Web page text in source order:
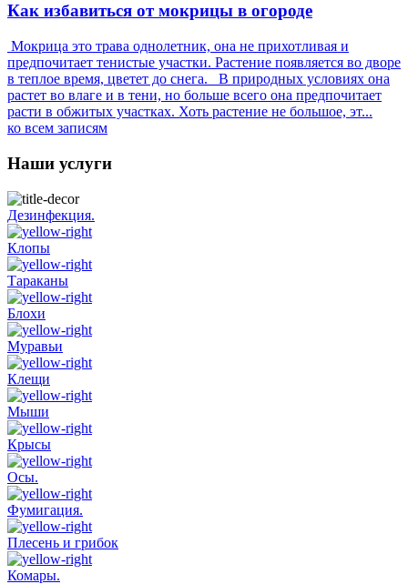
Как избавиться от мокрицы в огороде
Мокрица это трава однолетник, она не прихотливая и
предпочитает тенистые участки. Растение появляется во дворе
в теплое время, цветет до снега. В природных условиях она
растет во влаге и в тени, но больше всего она предпочитает
расти в обжитых участках. Хоть растение не большое, эт...
ко всем записям
Наши услуги
Дезинфекция.
Клопы
Тараканы
Блохи
Муравьи
Клещи
Мыши
Крысы
Осы.
Фумигация.
Плесень и грибок
Комары.